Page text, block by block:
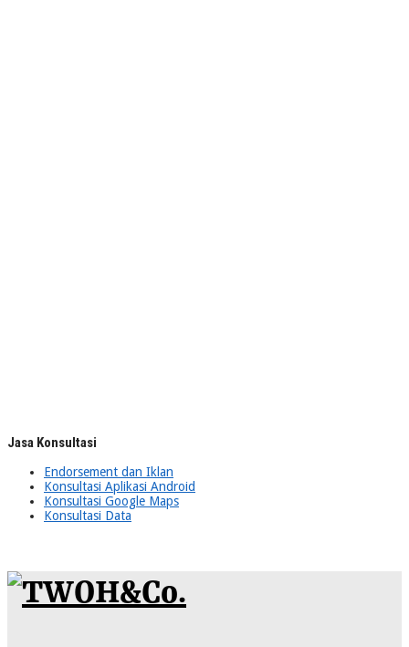
Jasa Konsultasi
Endorsement dan Iklan
Konsultasi Aplikasi Android
Konsultasi Google Maps
Konsultasi Data